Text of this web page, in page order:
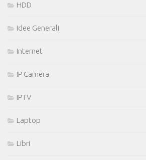
HDD
Idee Generali
Internet
IP Camera
IPTV
Laptop
Libri